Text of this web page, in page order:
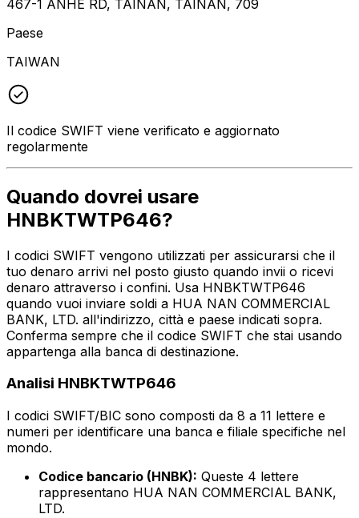
467-1 ANHE RD, TAINAN, TAINAN, 709
Paese
TAIWAN
Il codice SWIFT viene verificato e aggiornato
regolarmente
Quando dovrei usare
HNBKTWTP646?
I codici SWIFT vengono utilizzati per assicurarsi che il
tuo denaro arrivi nel posto giusto quando invii o ricevi
denaro attraverso i confini. Usa HNBKTWTP646
quando vuoi inviare soldi a HUA NAN COMMERCIAL
BANK, LTD. all'indirizzo, città e paese indicati sopra.
Conferma sempre che il codice SWIFT che stai usando
appartenga alla banca di destinazione.
Analisi HNBKTWTP646
I codici SWIFT/BIC sono composti da 8 a 11 lettere e
numeri per identificare una banca e filiale specifiche nel
mondo.
Codice bancario (HNBK): Queste 4 lettere
rappresentano HUA NAN COMMERCIAL BANK,
LTD.